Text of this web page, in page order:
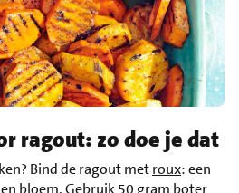
ragout: zo doe je dat
Bind de ragout metroux: een
bloem. Gebruik 50 gram boter